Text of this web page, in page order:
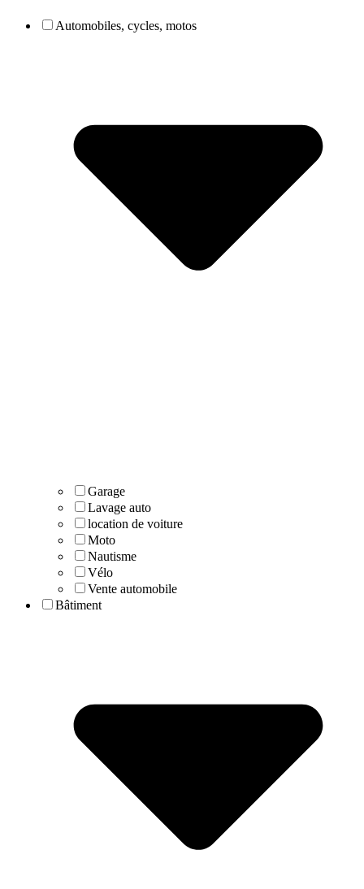
Automobiles, cycles, motos
Garage
Lavage auto
location de voiture
Moto
Nautisme
Vélo
Vente automobile
Bâtiment